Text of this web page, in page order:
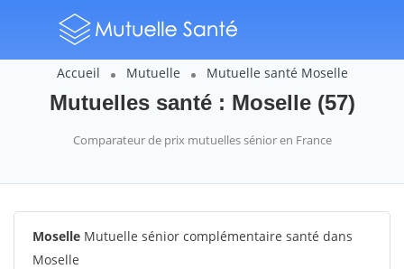
Accueil Mutuelle Mutuelle santé Moselle
Mutuelles santé : Moselle (57)
Comparateur de prix mutuelles sénior en France
Moselle Mutuelle sénior complémentaire santé dans
Moselle